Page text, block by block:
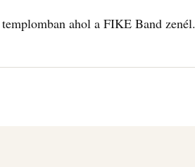
ahol a FIKE Band zenél.